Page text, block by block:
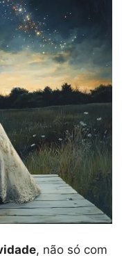
, não só com